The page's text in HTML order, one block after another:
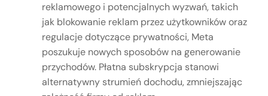
reklamowego i potencjalnych wyzwań, takich
jak blokowanie reklam przez użytkowników oraz
regulacje dotyczące prywatności, Meta
poszukuje nowych sposobów na generowanie
przychodów. Płatna subskrypcja stanowi
alternatywny strumień dochodu, zmniejszając